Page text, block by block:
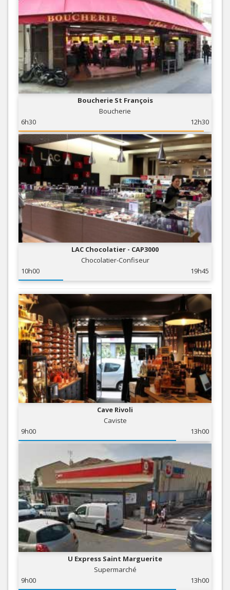
Boucherie St François
Boucherie
6h30
12h30
LAC Chocolatier - CAP3000
Chocolatier-Confiseur
10h00
19h45
Cave Rivoli
Caviste
9h00
13h00
U Express Saint Marguerite
Supermarché
9h00
13h00